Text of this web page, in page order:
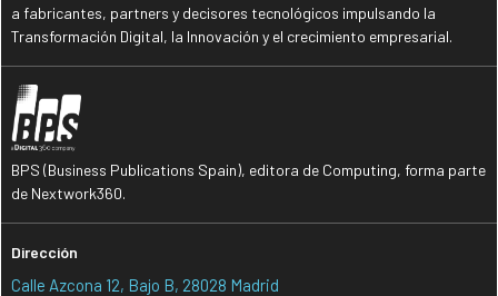
a fabricantes, partners y decisores tecnológicos impulsando la
Transformación Digital, la Innovación y el crecimiento empresarial.
BPS (Business Publications Spain), editora de Computing, forma parte
de Nextwork360.
Dirección
Calle Azcona 12, Bajo B, 28028 Madrid